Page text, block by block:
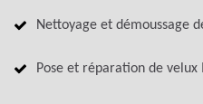
Nettoyage et démoussage
Pose et réparation de velux